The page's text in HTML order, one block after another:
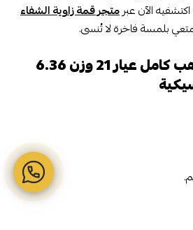
اكتشفيه الآن عبرمتجر قمة زاوية الشفاء
بلمسة فاخرة لا تُنسى.
مواصفات طقم ذهب كامل عيار 21 وزن 6.36